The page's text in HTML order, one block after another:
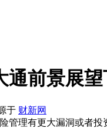
通前景展
于 财新网
管理有更大漏洞或者